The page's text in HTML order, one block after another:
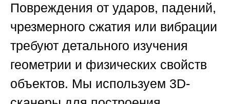
Повреждения от ударов, падений,
чрезмерного сжатия или вибрации
требуют детального изучения
геометрии и физических свойств
объектов. Мы используем 3D-